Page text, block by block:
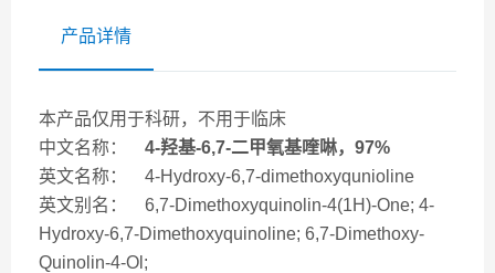
产品详情
本产品仅用于科研，不用于临床
中文名称： 4-羟基-6,7-二甲氧基喹啉，97%
英文名称： 4-Hydroxy-6,7-dimethoxyqunioline
英文别名： 6,7-Dimethoxyquinolin-4(1H)-One; 4-
Hydroxy-6,7-Dimethoxyquinoline; 6,7-Dimethoxy-
Quinolin-4-Ol;